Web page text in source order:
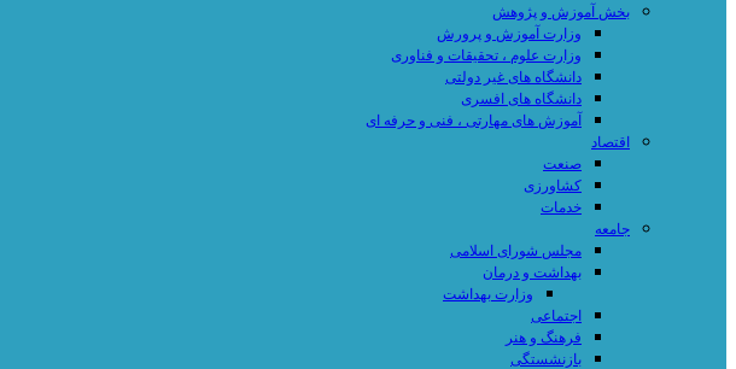
بخش آموزش و پژوهش
وزارت آموزش و پرورش
وزارت علوم ، تحقیقات و فناوری
دانشگاه های غیر دولتی
دانشگاه های افسری
آموزش های مهارتی ، فنی و حرفه ای
اقتصاد
صنعت
کشاورزی
خدمات
جامعه
مجلس شورای اسلامی
بهداشت و درمان
وزارت بهداشت
اجتماعی
فرهنگ و هنر
بازنشستگی